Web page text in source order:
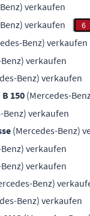
verkaufen
verkaufen 6
Benz) verkaufen
verkaufen
Benz) verkaufen
B 150 (Mercedes-
Benz) verkaufen
(Mercedes-Benz)
verkaufen
verkaufen
Benz)
Benz) verkaufen